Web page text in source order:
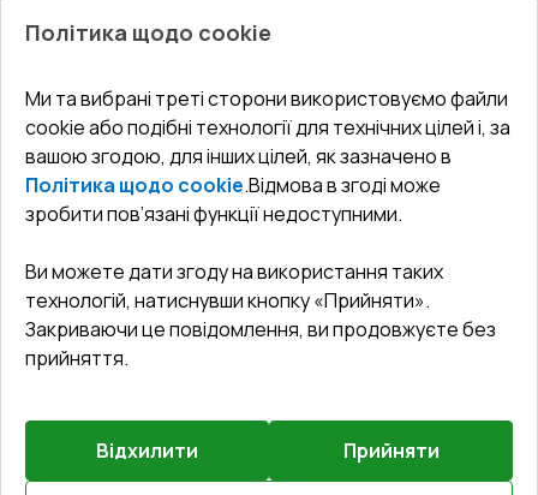
Блог
Адреса гіпермаркета
Як правильно заміряти вікна
СЕРВІС ТА ОБЛУГОВУВАННЯ:
Доставка і Оплата
Гарантія та Сервіс
Повернення товару
Договір публічної оферти
КОНТАКТИ
Офіс:Україна, м. Вінниця, вул. Келецька 60 кв. 61
undefined(undefined)
©2026 Всі права захищені.
Сайт створено на платформіVitrager.com.
Політика щодо cookie
Ми та вибрані треті сторони використовуємо файли
cookie або подібні технології для технічних цілей і, за
вашою згодою, для інших цілей, як зазначено в
Політика щодо cookie.Відмова в згоді може
зробити пов’язані функції недоступними.
Ви можете дати згоду на використання таких
технологій, натиснувши кнопку «Прийняти».
Закриваючи це повідомлення, ви продовжуєте без
прийняття.
Відхилити Прийняти